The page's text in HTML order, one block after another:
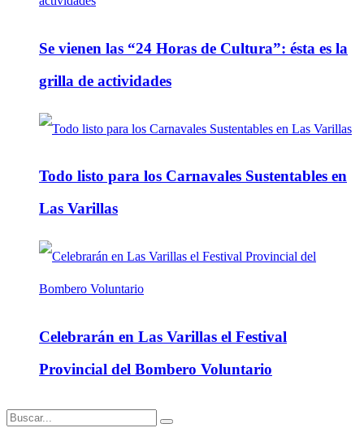
Se vienen las “24 Horas de Cultura”: ésta es la
grilla de actividades
Todo listo para los Carnavales Sustentables en
Las Varillas
Celebrarán en Las Varillas el Festival
Provincial del Bombero Voluntario